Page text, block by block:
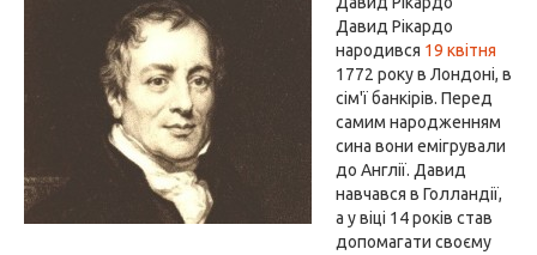
Давид Рікардо
народився 19 квітня
1772 року в Лондоні, в
сім'ї банкірів. Перед
самим народженням
сина вони емігрували
до Англії. Давид
навчався в Голландії,
а у віці 14 років став
допомагати своєму